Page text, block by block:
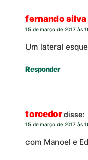
fernando silva
15 de março de 2017 às
Um lateral
Responder
torcedordisse:
15 de março de 2017 às
com Manoel e